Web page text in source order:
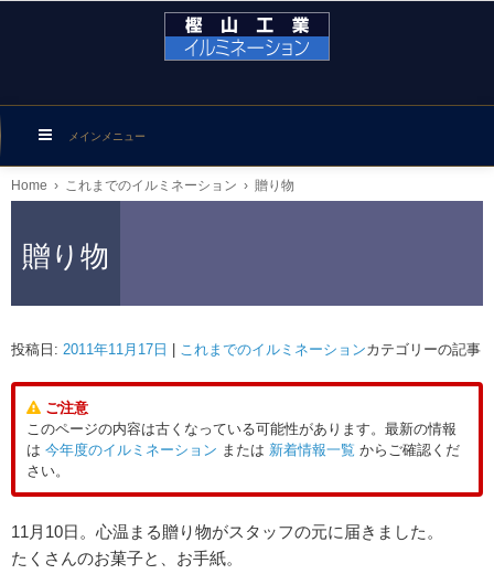
メインメニュー
Home › これまでのイルミネーション › 贈り物
贈り物
投稿日: 2011年11月17日 これまでのイルミネーションカテゴリーの記事
ご注意
このページの内容は古くなっている可能性があります。最新の情報
は 今年度のイルミネーション または 新着情報一覧 からご確認くだ
さい。
11月10日。心温まる贈り物がスタッフの元に届きました。
たくさんのお菓子と、お手紙。